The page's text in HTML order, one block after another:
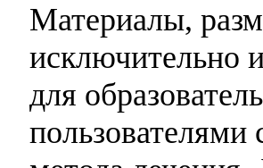
Материалы,
исключительно
для
пользователями